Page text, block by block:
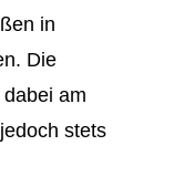
in
Die
am
stets